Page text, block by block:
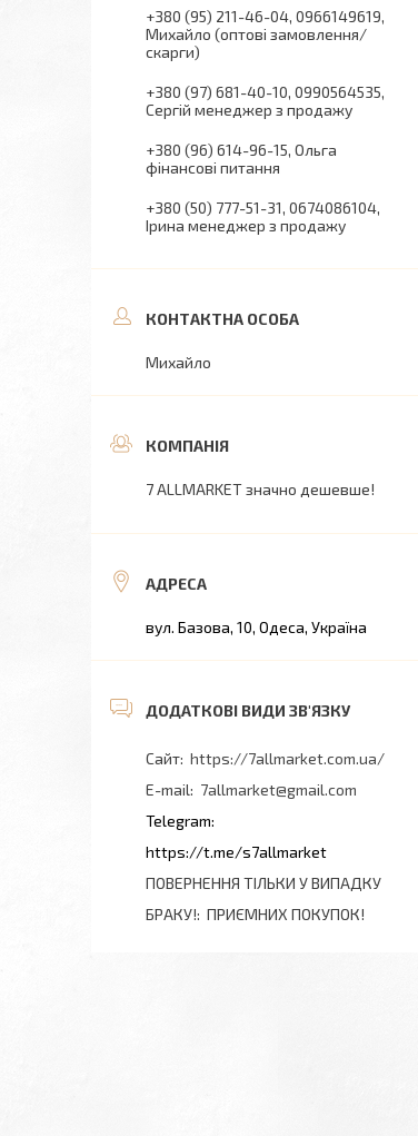
+380 (95) 211-46-04 0966149619
Михайло (оптові замовлення/
скарги)
+380 (97) 681-40-10 0990564535
Сергій менеджер з продажу
+380 (96) 614-96-15 Ольга
фінансові питання
+380 (50) 777-51-31 0674086104
Ірина менеджер з продажу
Михайло
7 ALLMARKET значно дешевше!
вул. Базова, 10, Одеса, Україна
https://7allmarket.com.ua/
7allmarket@gmail.com
https://t.me/s7allmarket
ПОВЕРНЕННЯ ТІЛЬКИ У ВИПАДКУ
БРАКУ! ПРИЄМНИХ ПОКУПОК!